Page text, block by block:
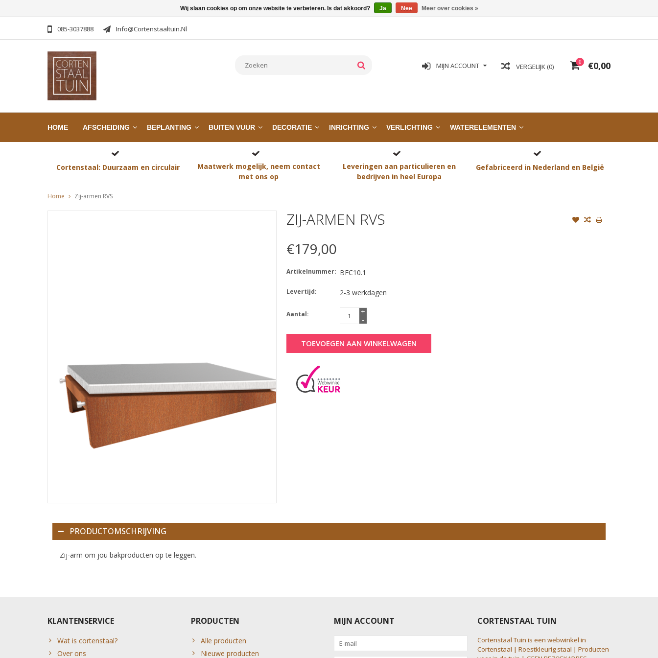
085-3037888 Info@cortenstaaltuin.nl
0 €0,00
VERGELIJK (0)
MIJN ACCOUNT
HOME AFSCHEIDING BEPLANTING BUITEN VUUR DECORATIE INRICHTING VERLICHTING WATERELEMENTEN
Cortenstaal: Duurzaam en circulair
Maatwerk mogelijk, neem contact
met ons op
Leveringen aan particulieren en
bedrijven in heel Europa
Gefabriceerd in Nederland en België
Home Zij-armen RVS
ZIJ-ARMEN RVS
€179,00
Artikelnummer: BFC10.1
Levertijd: 2-3 werkdagen
Aantal:
+
-
TOEVOEGEN AAN WINKELWAGEN
PRODUCTOMSCHRIJVING
Zij-arm om jou bakproducten op te leggen.
KLANTENSERVICE
Wat is cortenstaal?
Over ons
PRODUCTEN
Alle producten
Nieuwe producten
MIJN ACCOUNT CORTENSTAAL TUIN
Cortenstaal Tuin is een webwinkel in
Cortenstaal | Roestkleurig staal | Producten
Wij slaan cookies op om onze website te verbeteren. Is dat akkoord? Ja Nee Meer over cookies »